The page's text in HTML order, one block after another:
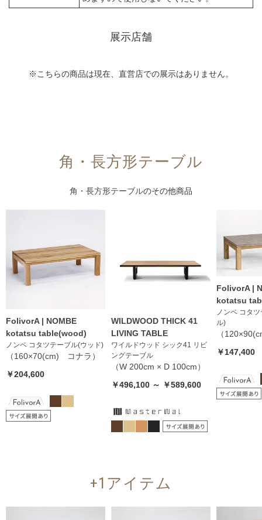
展示店舗
※こちらの商品は現在、直営店での展示はありません。
角・長方形テーブル
角・長方形テーブルのその他商品
FolivorA | NOMBE
kotatsu table(wood)
ノンベ コタツテーブル(ウッド)
（160×70(cm) コナラ）
￥204,600
WILDWOOD THICK 41
LIVING TABLE
ワイルドウッド シック41 リビ
ングテーブル
（W 200cm × D 100cm）
￥496,100 ～ ￥589,600
FolivorA |
kotatsu
ノンベ コタ
ル)
（
￥147,400
+1アイテム